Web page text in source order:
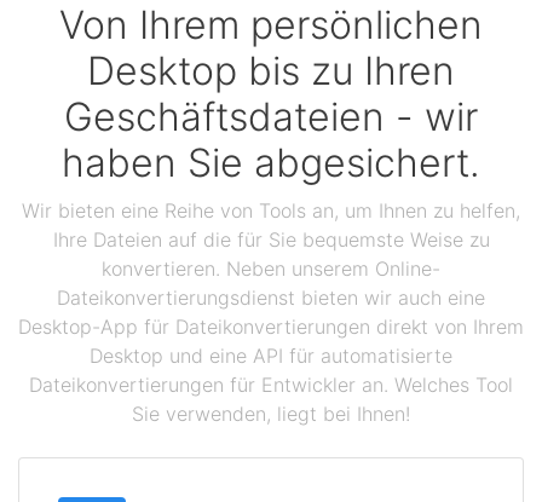
Von Ihrem persönlichen
Desktop bis zu Ihren
Geschäftsdateien - wir
haben Sie abgesichert.
Wir bieten eine Reihe von Tools an, um Ihnen zu helfen,
Ihre Dateien auf die für Sie bequemste Weise zu
konvertieren. Neben unserem Online-
Dateikonvertierungsdienst bieten wir auch eine
Desktop-App für Dateikonvertierungen direkt von Ihrem
Desktop und eine API für automatisierte
Dateikonvertierungen für Entwickler an. Welches Tool
Sie verwenden, liegt bei Ihnen!